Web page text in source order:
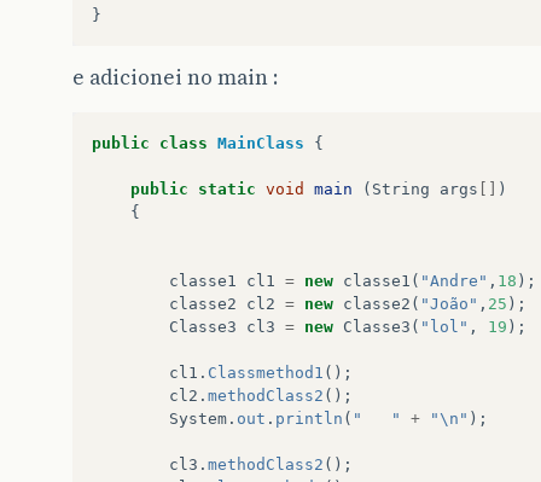
}
e adicionei no main :
public class MainClass {
public static void main ( String args
)
{
classe1 cl1 = new classe1 ( "Andre" , 18 );
classe2
cl2 = new classe2 ( "João" , 25 );
Classe3
cl3 = new Classe3 ( "lol" , 19 );
cl1 . Classmethod1 ();
cl2 . methodClass2 ();
System . out . println ( "   " + "\n" );
cl3 . methodClass2 ();